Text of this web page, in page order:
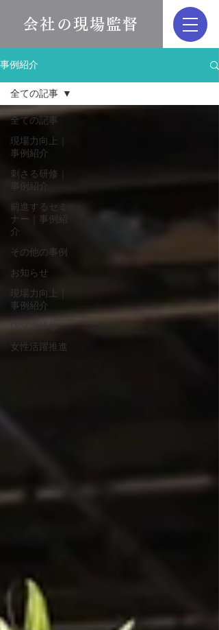
会社の現場監督
事例紹介
全ての記事
現場力向上｜
事例紹介
刺さる研修｜
事例紹介
前進するセミ
ナー｜事例紹
介
その他の事例
お知らせ
現場力向上｜
事例紹介
DiSC®︎研修
女性活躍推進
全ての記事